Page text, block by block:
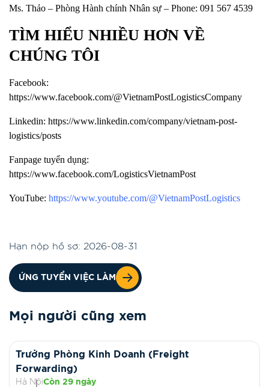
Ms. Thảo – Phòng Hành chính Nhân sự – Phone: 091 567 4539
TÌM HIỂU NHIỀU HƠN VỀ
CHÚNG TÔI
Facebook:
https://www.facebook.com/@VietnamPostLogisticsCompany
Linkedin: https://www.linkedin.com/company/vietnam-post-
logistics/posts
Fanpage tuyển dụng:
https://www.facebook.com/LogisticsVietnamPost
YouTube: https://www.youtube.com/@VietnamPostLogistics
Hạn nộp hồ sơ: 2026-08-31
ỨNG TUYỂN VIỆC LÀM
Mọi người cũng xem
Trưởng Phòng Kinh Doanh (Freight
Forwarding)
Hà NộiCòn 29 ngày